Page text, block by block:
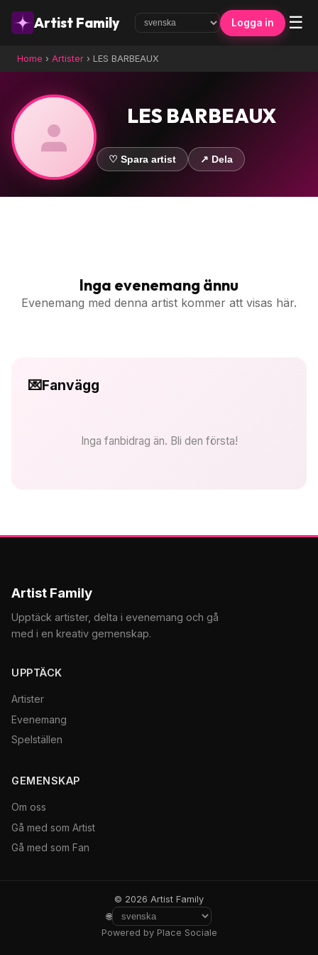
Artist Family Logga in ☰
Home › Artister › LES BARBEAUX
LES BARBEAUX
♡ Spara artist ↗ Dela
Inga evenemang ännu
Evenemang med denna artist kommer att visas här.
💌Fanvägg
Inga fanbidrag än. Bli den första!
Artist Family
Upptäck artister, delta i evenemang och gå
med i en kreativ gemenskap.
UPPTÄCK
Artister
Evenemang
Spelställen
GEMENSKAP
Om oss
Gå med som Artist
Gå med som Fan
© 2026 Artist Family
🌐
Powered by Place Sociale